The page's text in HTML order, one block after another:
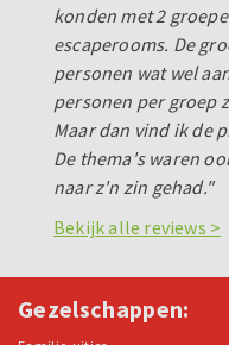
konden met 2
escaperooms. De
personen wat wel
personen per groep
Maar dan vind ik de
De thema's waren
naar z'n zin gehad."
Bekijk alle reviews >
Gezelschappen: